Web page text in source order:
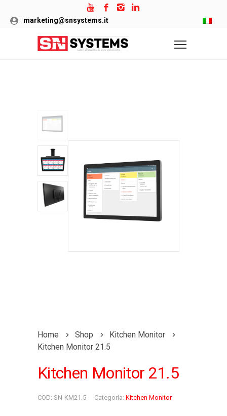
marketing@snsystems.it
Home Shop
Kitchen Monitor
Kitchen Monitor 21.5
Kitchen Monitor 21.5
COD: SN-KM21.5 Categoria: Kitchen Monitor